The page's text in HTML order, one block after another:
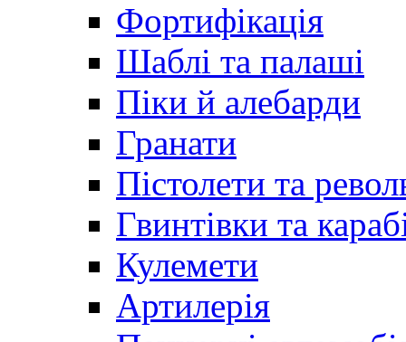
Фортифікація
Шаблі та палаші
Піки й алебарди
Гранати
Пістолети та
Гвинтівки та
Кулемети
Артилерія